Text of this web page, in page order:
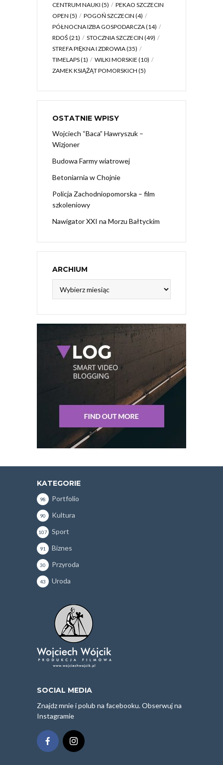
CENTRUM NAUKI (5)
PEKAO SZCZECIN
OPEN (5) POGOŃ SZCZECIN (4)
PÓŁNOCNA IZBA GOSPODARCZA(14)
RDOŚ (21) STOCZNIA SZCZECIN (49)
STREFA PIĘKNA I ZDROWIA(35)
TIMELAPS(1) WILKI MORSKIE (10)
ZAMEK KSIĄŻĄT POMORSKICH (5)
OSTATNIE WPISY
Wojciech “Baca” Hawryszuk –
Wizjoner
Budowa Farmy wiatrowej
Betoniarnia w Chojnie
Policja Zachodniopomorska – film
szkoleniowy
Nawigator XXI na Morzu Bałtyckim
ARCHIUM
KATEGORIE
Portfolio
98
Kultura
90
Sport
107
Biznes
91
Przyroda
30
Uroda
43
SOCIAL MEDIA
Znajdz mnie i polub na facebooku. Obserwuj na
Instagramie